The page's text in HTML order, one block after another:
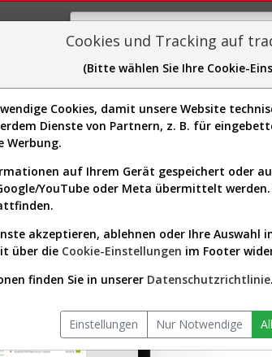
Sector-Spider Easy-Scan
ist nur für
Die
Cookies und Tracking auf
(Bitte wählen Sie Ihre Cookie-
Cookies, damit unsere Website
Dienste von Partnern, z. B. für
Werbung.
auf Ihrem Gerät gespeichert oder
YouTube oder Meta übermittelt
akzeptieren, ablehnen oder Ihre Auswahl
über die Cookie-Einstellungen im Footer
finden Sie in unserer Datenschutzrichtlinie.
Einstellungen Nur Notwendige